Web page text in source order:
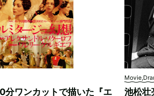
分ワンカットで描いた『エ
池松壮